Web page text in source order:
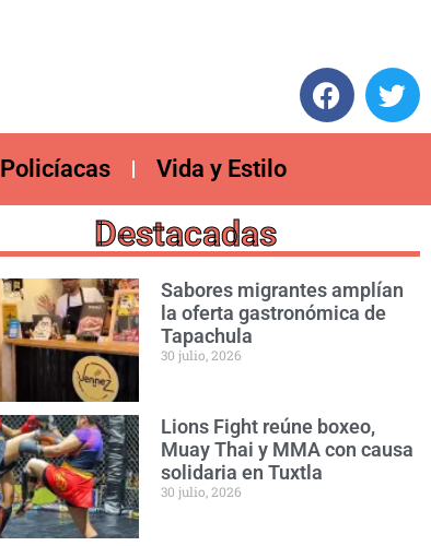
Policíacas Vida y Estilo
Destacadas
Sabores migrantes amplían
la oferta gastronómica de
Tapachula
30 julio, 2026
Lions Fight reúne boxeo,
Muay Thai y MMA con causa
solidaria en Tuxtla
30 julio, 2026